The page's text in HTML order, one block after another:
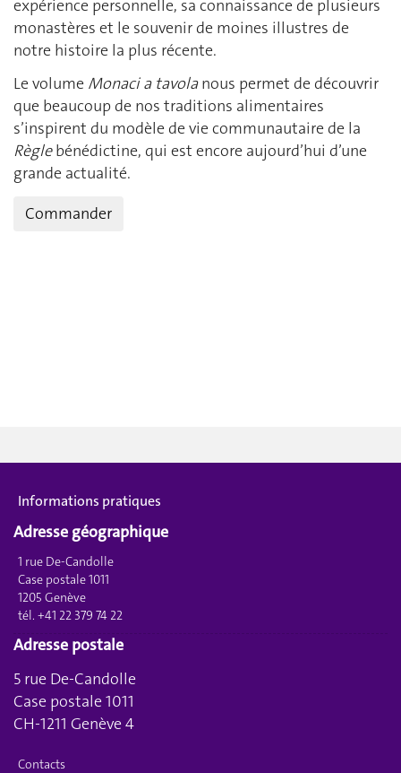
expérience personnelle, sa connaissance de plusieurs
monastères et le souvenir de moines illustres de
notre histoire la plus récente.
Le volume Monaci a tavolanous permet de découvrir
que beaucoup de nos traditions alimentaires
s’inspirent du modèle de vie communautaire de la
Règlebénédictine, qui est encore aujourd’hui d’une
grande actualité.
Commander
Informations pratiques
Adresse géographique
1 rue De-Candolle
Case postale 1011
1205 Genève
tél. +41 22 379 74 22
Adresse postale
5 rue De-Candolle
Case postale 1011
CH-1211 Genève 4
Contacts